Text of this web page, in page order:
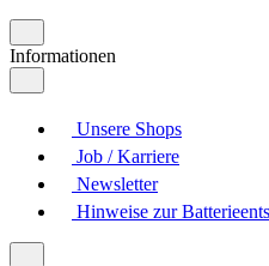
Informationen
Unsere Shops
Job / Karriere
Newsletter
Hinweise zur